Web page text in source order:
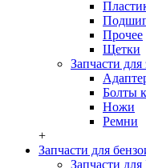
Прочее
Щетки
Запчасти для
Болты
Ножи
Ремни
+
Запчасти для
Запчасти